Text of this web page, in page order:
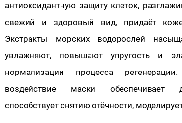
антиоксидантную защиту клеток,
свежий и здоровый вид, придаёт
Экстракты морских водорослей
увлажняют, повышают упругость и
нормализации процесса
воздействие маски обеспечивает
способствует снятию отёчности,